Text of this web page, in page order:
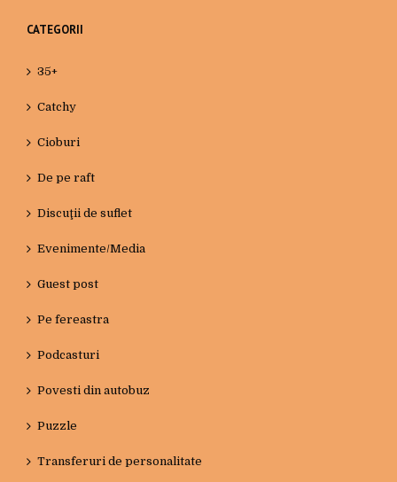
CATEGORII
35+
Catchy
Cioburi
De pe raft
Discuţii de suflet
Evenimente/Media
Guest post
Pe fereastra
Podcasturi
Povesti din autobuz
Puzzle
Transferuri de personalitate